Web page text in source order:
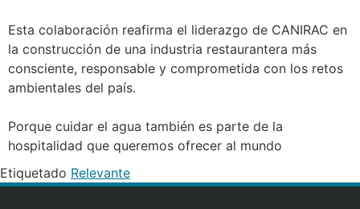
Esta colaboración reafirma el liderazgo de CANIRAC en
la construcción de una industria restaurantera más
consciente, responsable y comprometida con los retos
ambientales del país.
Porque cuidar el agua también es parte de la
hospitalidad que queremos ofrecer al mundo
Etiquetado Relevante